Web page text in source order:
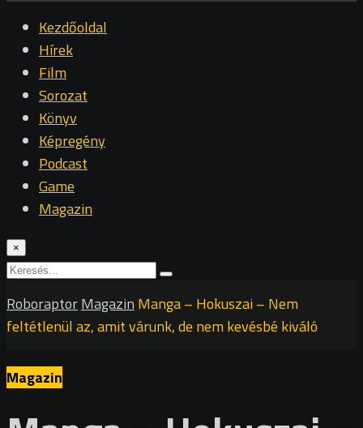
Kezdőoldal
Hírek
Film
Sorozat
Könyv
Képregény
Podcast
Game
Magazin
×
RoboraptorMagazin Manga – Hokuszai – Nem
feltétlenül az, amit várunk, de nem kevésbé kiváló
Magazin